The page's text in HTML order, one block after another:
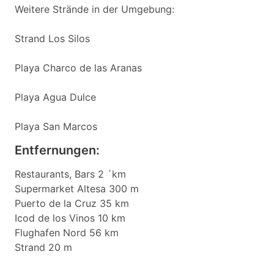
Weitere Strände in der Umgebung:
Strand Los Silos
Playa Charco de las Aranas
Playa Agua Dulce
Playa San Marcos
Entfernungen:
Restaurants, Bars 2 ´km
Supermarket Altesa 300 m
Puerto de la Cruz 35 km
Icod de los Vinos 10 km
Flughafen Nord 56 km
Strand 20 m